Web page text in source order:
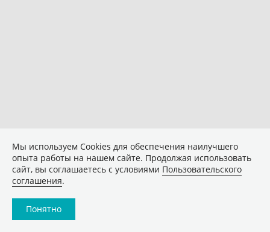
Мы используем Сookies для обеспечения наилучшего
опыта работы на нашем сайте. Продолжая использовать
сайт, вы соглашаетесь с условиями Пользовательского
соглашения.
Понятно